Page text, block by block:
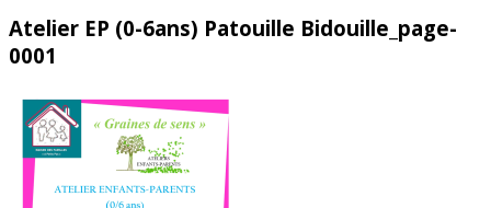
Atelier EP (0-6ans) Patouille Bidouille_page-
0001